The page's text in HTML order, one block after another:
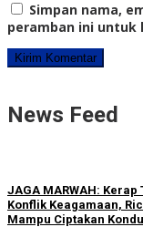
Simpan nama,
peramban ini untuk
News Feed
JAGA MARWAH: Kerap
Konflik Keagamaan,
Mampu Ciptakan